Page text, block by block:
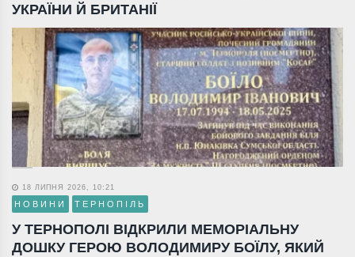
УКРАЇНИ Й БРИТАНІЇ
18 ЛИПНЯ 2026, 10:21
НОВИНИ ТЕРНОПІЛЬ
У ТЕРНОПОЛІ ВІДКРИЛИ МЕМОРІАЛЬНУ
ДОШКУ ГЕРОЮ ВОЛОДИМИРУ БОЇЛУ, ЯКИЙ